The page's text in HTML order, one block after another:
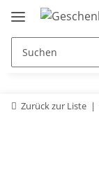
Zurück zur Liste